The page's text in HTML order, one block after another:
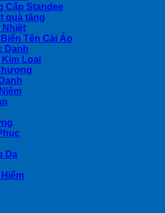
Cấp Standee
quà tặng
Nhiệt
Tên Cài Áo
Danh
Kim Loại
Da
Hiểm